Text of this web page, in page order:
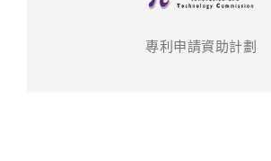
專利申請資助計劃